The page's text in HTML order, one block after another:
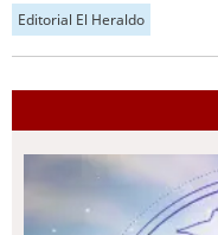
Editorial El Heraldo